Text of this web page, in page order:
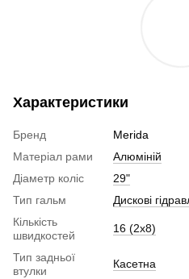
Характеристики
Бренд
Merida
Матеріал рами
Алюміній
Діаметр коліс
29"
Тип гальм
Дискові
Кількість
швидкостей
16 (2х8)
Тип задньої
втулки
Касетна